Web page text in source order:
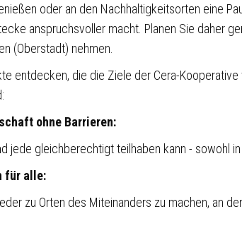
oder an den Nachhaltigkeitsorten eine
anspruchsvoller macht. Planen Sie daher
(Oberstadt) nehmen.
entdecken, die die Ziele der Cera-
ohne Barrieren:
jede gleichberechtigt teilhaben kann - sowohl
für alle:
zu Orten des Miteinanders zu machen, an